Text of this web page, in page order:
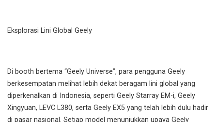
Eksplorasi Lini Global Geely
Di booth bertema “Geely Universe”, para pengguna Geely
berkesempatan melihat lebih dekat beragam lini global yang
diperkenalkan di Indonesia, seperti Geely Starray EM-i, Geely
Xingyuan, LEVC L380, serta Geely EX5 yang telah lebih dulu hadir
di pasar nasional. Setiap model menunjukkan upaya Geely